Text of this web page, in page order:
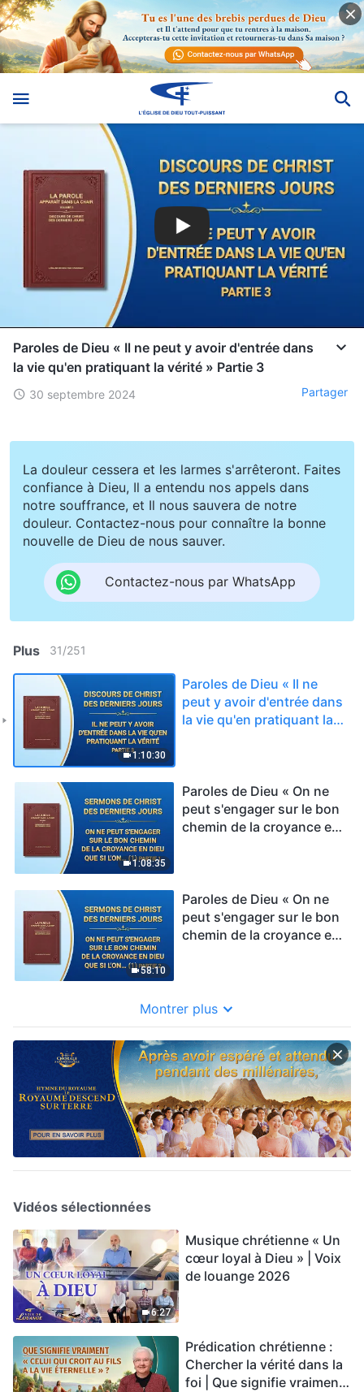
Paroles de Dieu « Il ne peut y avoir d'entrée dans
la vie qu'en pratiquant la vérité » Partie 3
30 septembre 2024 Partager
La douleur cessera et les larmes s'arrêteront. Faites
confiance à Dieu, Il a entendu nos appels dans
notre souffrance, et Il nous sauvera de notre
douleur. Contactez-nous pour connaître la bonne
nouvelle de Dieu de nous sauver.
Contactez-nous par WhatsApp
Plus 31/251
1:10:30
Paroles de Dieu « Il ne
peut y avoir d'entrée dans
la vie qu'en pratiquant la
1:08:35
Paroles de Dieu « On ne
peut s'engager sur le bon
chemin de la croyance en
58:10
Paroles de Dieu « On ne
peut s'engager sur le bon
chemin de la croyance en
Montrer plus
Vidéos sélectionnées
6:27
Musique chrétienne « Un
cœur loyal à Dieu » | Voix
de louange 2026
Prédication chrétienne :
Chercher la vérité dans la
foi | Que signifie vraiment